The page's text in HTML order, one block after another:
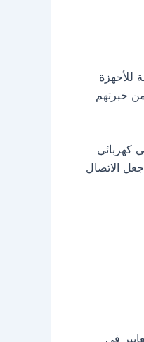
للأجهزة
خبرتهم
كهربائي
الاتصال
في